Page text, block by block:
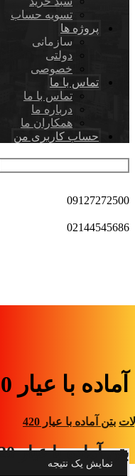
تسویه حساب
پروژه ها
سازمانی
دولتی
خصوصی
تماس با ما
تماس با ما
درباره ما
همکاران ما
حساب کاربری من
09127272500
02144545686
با عیار 420
بتن آماده با عیار 420
بتن آماده با عیار 420
نمایش یک نتیجه